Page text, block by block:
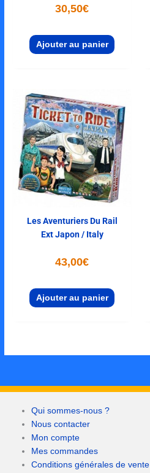
30,50€
Ajouter au panier
Les Aventuriers Du Rail
Ext Japon / Italy
43,00€
Ajouter au panier
Qui sommes-nous ?
Nous contacter
Mon compte
Mes commandes
Conditions générales de vente